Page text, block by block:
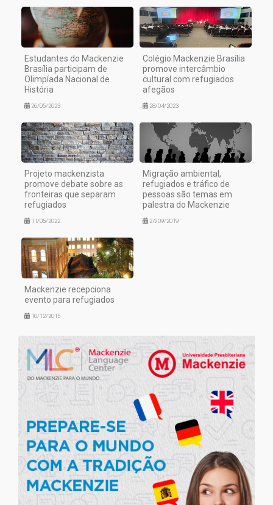
Estudantes do Mackenzie
Brasília participam de
Olimpíada Nacional de
História
26/05/2023
Colégio Mackenzie Brasília
promove intercâmbio
cultural com refugiados
afegãos
28/04/2023
Projeto mackenzista
promove debate sobre as
fronteiras que separam
refugiados
11/05/2022
Migração ambiental,
refugiados e tráfico de
pessoas são temas em
palestra do Mackenzie
24/09/2019
Mackenzie recepciona
evento para refugiados
10/12/2015